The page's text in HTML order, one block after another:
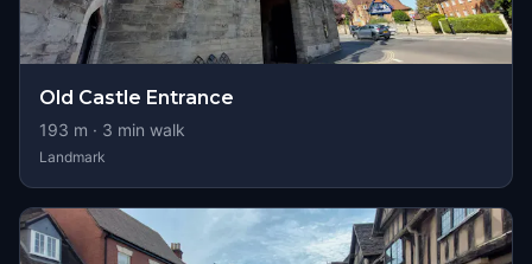
Old Castle Entrance
193 m · 3 min walk
Landmark